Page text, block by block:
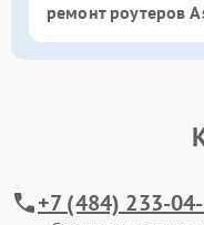
ремонт роутеров
+7 (484) 233-